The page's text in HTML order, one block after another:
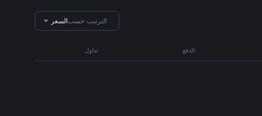
الترتيب حسبالسعر
الدفع تداول